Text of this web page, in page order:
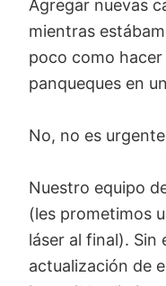
Agregar nuevas
mientras
poco como
panqueques en
No, no es
Nuestro equipo
(les prometimos
láser al final). Sin
actualización de